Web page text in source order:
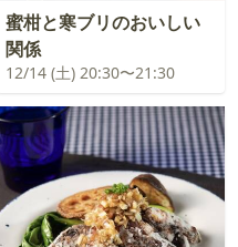
蜜柑と寒ブリのおいしい
関係
12/14 (土) 20:30〜21:30